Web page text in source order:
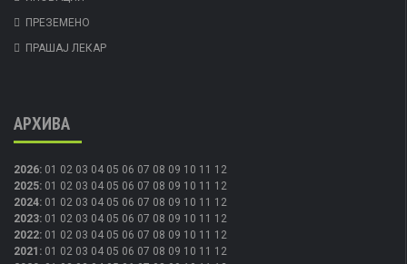
ПРЕЗЕМЕНО
ПРАШАЈ ЛЕКАР
АРХИВА
2026: 01 02 03 04 05 06 07 08 09 10 11 12
2025: 01 02 03 04 05 06 07 08 09 10 11 12
2024: 01 02 03 04 05 06 07 08 09 10 11 12
2023: 01 02 03 04 05 06 07 08 09 10 11 12
2022: 01 02 03 04 05 06 07 08 09 10 11 12
2021 : 01 02 03 04 05 06 07 08 09 10 11 12